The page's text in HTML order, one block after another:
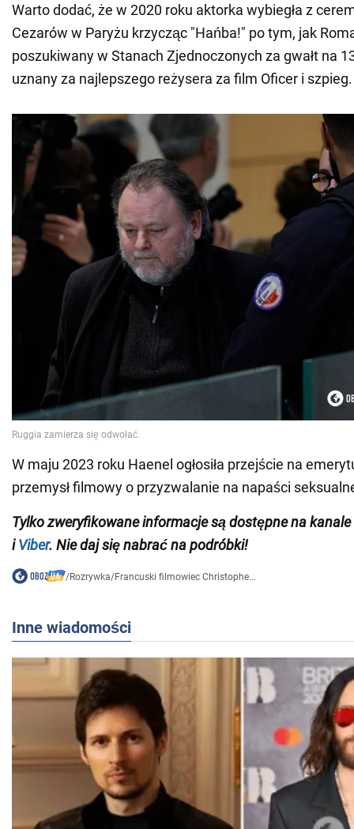
Warto dodać, że w 2020 roku aktorka wybiegła z
Cezarów w Paryżu krzycząc "Hańba!" po tym, jak
poszukiwany w Stanach Zjednoczonych za gwałt na
uznany za najlepszego reżysera za film Oficer i szpieg.
W maju 2023 roku Haenel ogłosiła przejście na
przemysł filmowy o przyzwalanie na napaści
Tylko zweryfikowane informacje są dostępne na kanale
iViber. Nie daj się nabrać na podróbki!
/Rozrywka/Francuski filmowiec Christophe...
Inne wiadomości